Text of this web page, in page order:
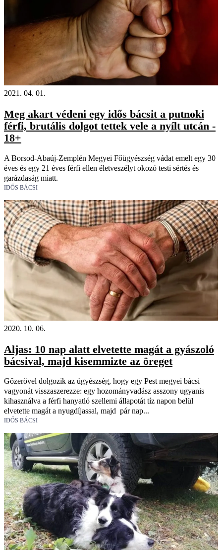
2021. 04. 01.
Meg akart védeni egy idős bácsit a putnoki
férfi, brutális dolgot tettek vele a nyílt utcán -
18+
A Borsod-Abaúj-Zemplén Megyei Főügyészség vádat emelt egy 30
éves és egy 21 éves férfi ellen életveszélyt okozó testi sértés és
garázdaság miatt.
IDŐS BÁCSI
2020. 10. 06.
Aljas: 10 nap alatt elvetette magát a gyászoló
bácsival, majd kisemmizte az öreget
Gőzerővel dolgozik az ügyészség, hogy egy Pest megyei bácsi
vagyonát visszaszerezze: egy hozományvadász asszony ugyanis
kihasználva a férfi hanyatló szellemi állapotát tíz napon belül
elvetette magát a nyugdíjassal, majd pár nap...
IDŐS BÁCSI